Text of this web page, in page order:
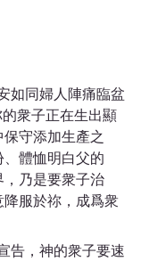
如同婦人陣痛臨盆
衆子正在生出顯
守添加生產之
體恤明白父的
乃是要衆子治
服於祢，成爲衆
告，神的衆子要速